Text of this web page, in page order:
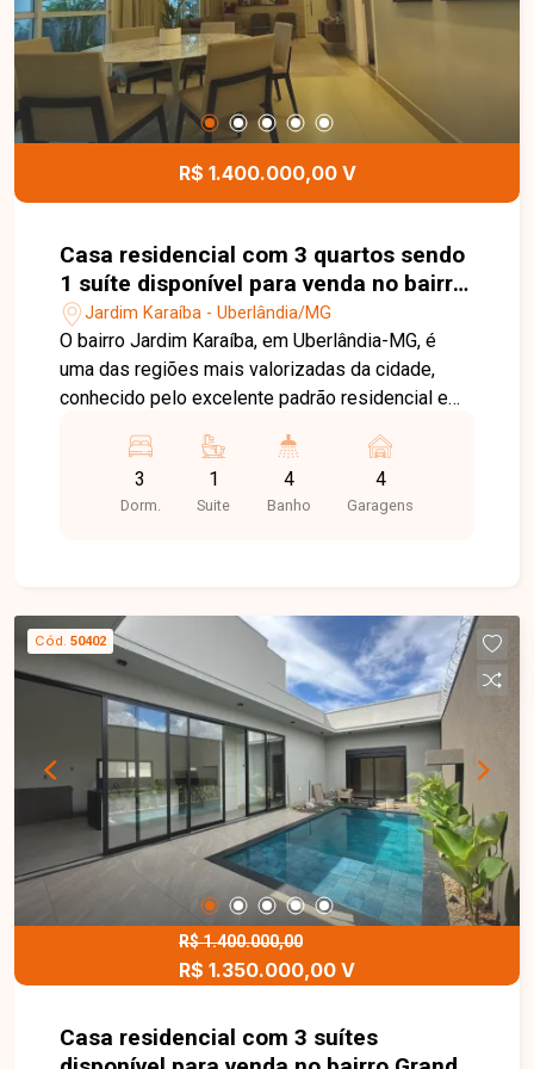
excelente oportunidade para quem busca um
imóvel amplo, bem localizado e com área de
lazer completa em Uberlândia. Entre em contato
para mais informações e agende sua visita.
R$ 1.400.000,00 V
Casa residencial com 3 quartos sendo
1 suíte disponível para venda no bairro
Jardim Karaíba em Uberlândia-MG
Jardim Karaíba - Uberlândia/MG
O bairro Jardim Karaíba, em Uberlândia-MG, é
uma das regiões mais valorizadas da cidade,
conhecido pelo excelente padrão residencial e
oferece fácil acesso a importantes avenidas,
além de estar próximo a comércios, serviços,
escolas e opções de lazer, proporcionando
sala para 2 ambientes, hall com roupeiro para 3
quartos com armários embutidos sendo 1 suíte,
banheiro social, cozinha planejada com armários,
lavanderia, quarto despensa e estendal. O imóvel
conta ainda com ampla varanda gourmet com
churrasqueira e bancada em ilha com fogão
cooktop, amplo quintal com jardinagem e
pergolado. Possui garagem para 2 carros e
estacionamento para mais 2 veículos, além de
portão eletrônico. Entre em contato para mais
informações e agende uma visita para conhecer
3
Dorm.
1
Suite
4
Banho
4
Garagens
Cód. 50402
R$ 1.400.000,00
R$ 1.350.000,00 V
Casa residencial com 3 suítes